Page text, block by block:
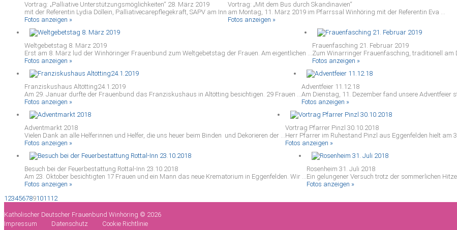
Vortrag: „Palliative Unterstützungsmöglichkeiten“ 28. März 2019
mit der Referentin Lydia Döllein, Palliativecarepflegekraft, SAPV am Inn
Fotos anzeigen »
Vortrag: „Mit dem Bus durch Skandinavien“
am Montag, 11. März 2019 im Pfarrssal Winhöring mit der Referentin Eva ...
Fotos anzeigen »
Weltgebetstag 8. März 2019
Erst am 8. März lud der Winhöringer Frauenbund zum Weltgebetstag der Frauen. Am eigentlichen ...
Fotos anzeigen »
Frauenfasching 21. Februar 2019
Zum Winarringer Frauenfasching, traditionell am
Fotos anzeigen »
Franziskushaus Altötting24.1.2019
Am 29. Januar durfte der Frauenbund das Franziskushaus in Altötting besichtigen. 29 Frauen ...
Fotos anzeigen »
Adventfeier 11.12.18
Am Dienstag, 11. Dezember fand unsere Adventfeier
Fotos anzeigen »
Adventmarkt 2018
Vielen Dank an alle Helferinnen und Helfer, die uns heuer beim Binden und Dekorieren der ...
Fotos anzeigen »
Vortrag Pfarrer Pinzl 30.10.2018
Herr Pfarrer im Ruhestand Pinzl aus Eggenfelden hielt am
Fotos anzeigen »
Besuch bei der Feuerbestattung Rottal-Inn 23.10.2018
Am 23. Oktober besichtigten 17 Frauen und ein Mann das neue Krematorium in Eggenfelden. Wir ...
Fotos anzeigen »
Rosenheim 31. Juli 2018
Ein gelungener Versuch trotz der sommerlichen
Fotos anzeigen »
1 234567891011 12
Katholischer Deutscher Frauenbund Winhöring © 2026
Impressum
Datenschutz Cookie Richtlinie